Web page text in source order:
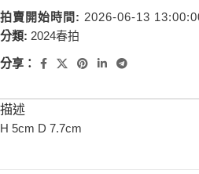
拍賣開始時間: 2026-06-13
分類: 2024春拍
分享：
描述
H 5cm D 7.7cm